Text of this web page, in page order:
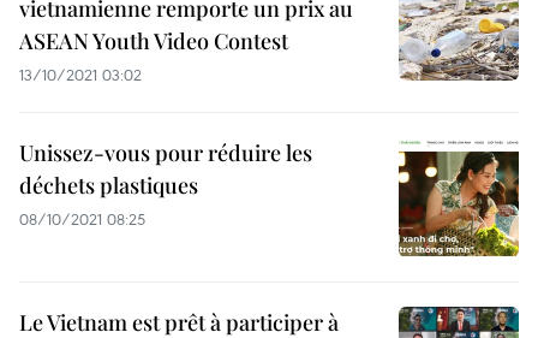
vietnamienne remporte un prix au
ASEAN Youth Video Contest
13/10/2021 03:02
Unissez-vous pour réduire les
déchets plastiques
08/10/2021 08:25
Le Vietnam est prêt à participer à